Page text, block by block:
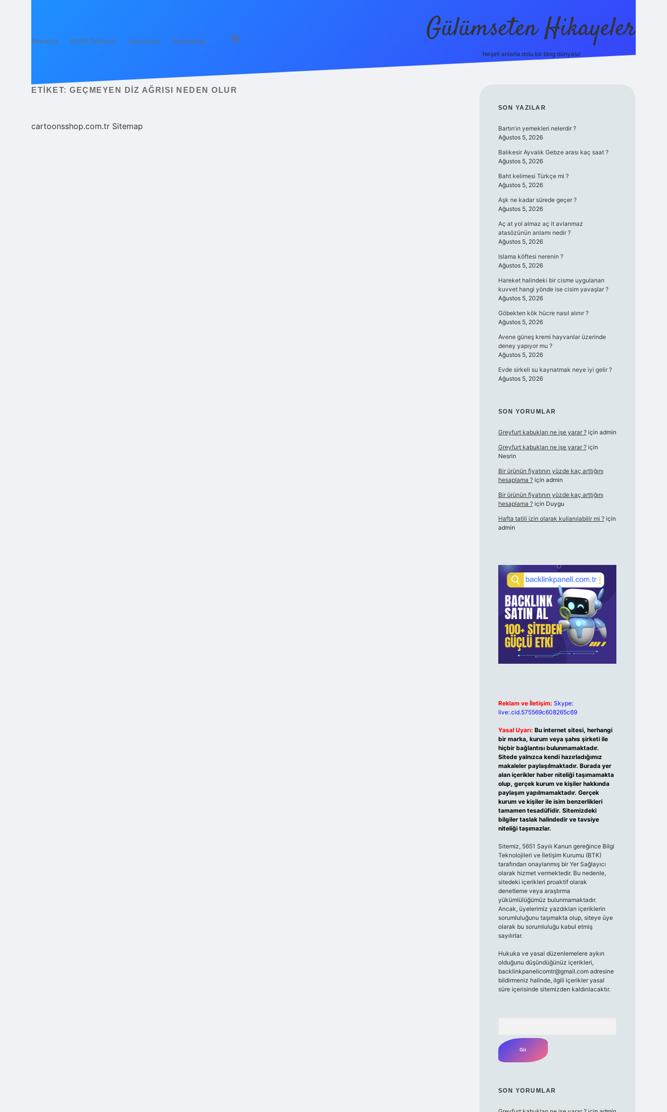
Anasayfa Gizlilik Politikası Yasal Uyarı Hakkımızda Gülümseten Hikayeler
Neşeli anlarla dolu bir blog dünyası!
ETIKET: GEÇMEYEN DIZ AĞRISI NEDEN OLUR
cartoonsshop.com.tr Sitemap
SIDEBAR
SON YAZILAR
Bartın’ın yemekleri nelerdir ?
Ağustos 5, 2026
Balıkesir Ayvalık Gebze arası kaç saat ?
Ağustos 5, 2026
Baht kelimesi Türkçe mi ?
Ağustos 5, 2026
Aşk ne kadar sürede geçer ?
Ağustos 5, 2026
Aç at yol almaz aç it avlanmaz
atasözünün anlamı nedir ?
Ağustos 5, 2026
Islama köftesi nerenin ?
Ağustos 5, 2026
Hareket halindeki bir cisme uygulanan
kuvvet hangi yönde ise cisim yavaşlar ?
Ağustos 5, 2026
Göbekten kök hücre nasıl alınır ?
Ağustos 5, 2026
Avene güneş kremi hayvanlar üzerinde
deney yapıyor mu ?
Ağustos 5, 2026
Evde sirkeli su kaynatmak neye iyi gelir ?
Ağustos 5, 2026
SON YORUMLAR
Greyfurt kabukları ne işe yarar ?için admin
Greyfurt kabukları ne işe yarar ?için
Nesrin
Bir ürünün fiyatının yüzde kaç arttığını
hesaplama ?için admin
Bir ürünün fiyatının yüzde kaç arttığını
hesaplama ?için Duygu
Hafta tatili izin olarak kullanılabilir mi ?için
admin
Reklam ve İletişim: Skype:
live:.cid.575569c608265c69
Yasal Uyarı: Bu internet sitesi, herhangi
bir marka, kurum veya şahıs şirketi ile
hiçbir bağlantısı bulunmamaktadır.
Sitede yalnızca kendi hazırladığımız
makaleler paylaşılmaktadır. Burada yer
alan içerikler haber niteliği taşımamakta
olup, gerçek kurum ve kişiler hakkında
paylaşım yapılmamaktadır. Gerçek
kurum ve kişiler ile isim benzerlikleri
tamamen tesadüfidir. Sitemizdeki
bilgiler taslak halindedir ve tavsiye
niteliği taşımazlar.
Sitemiz, 5651 Sayılı Kanun gereğince Bilgi
Teknolojileri ve İletişim Kurumu (BTK)
tarafından onaylanmış bir Yer Sağlayıcı
olarak hizmet vermektedir. Bu nedenle,
sitedeki içerikleri proaktif olarak
denetleme veya araştırma
yükümlülüğümüz bulunmamaktadır.
Ancak, üyelerimiz yazdıkları içeriklerin
sorumluluğunu taşımakta olup, siteye üye
olarak bu sorumluluğu kabul etmiş
sayılırlar.
Hukuka ve yasal düzenlemelere aykırı
olduğunu düşündüğünüz içerikleri,
backlinkpanelicomtr@gmail.comadresine
bildirmeniz halinde, ilgili içerikler yasal
süre içerisinde sitemizden kaldırılacaktır.
SON YORUMLAR